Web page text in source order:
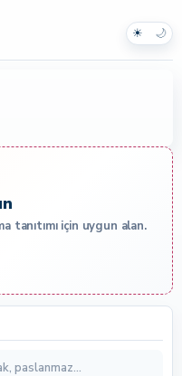
☀ 🌙
tanıtımı için uygun alan.